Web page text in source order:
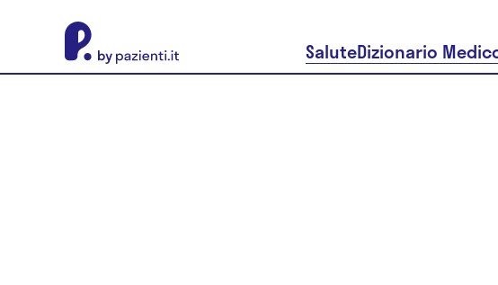
SaluteDizionario